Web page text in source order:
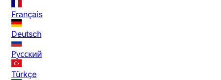
Français
Deutsch
Русский
Türkçe